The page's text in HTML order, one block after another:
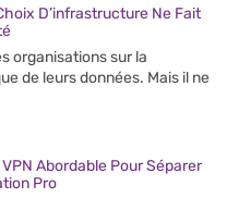
D’infrastructure Ne Fait
organisations sur la
de leurs données. Mais il ne
Abordable Pour Séparer
Pro